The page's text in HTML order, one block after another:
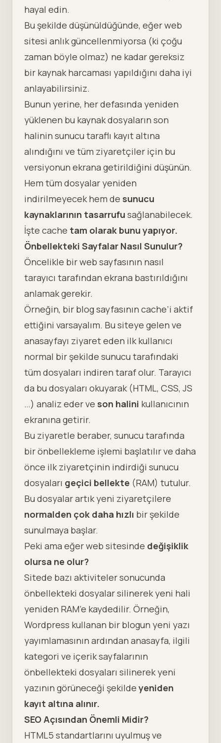
hayal edin.
Bu şekilde düşünüldüğünde, eğer web
sitesi anlık güncellenmiyorsa (ki çoğu
zaman böyle olmaz) ne kadar gereksiz
bir kaynak harcaması yapıldığını daha iyi
anlayabilirsiniz.
Bunun yerine, her defasında yeniden
yüklenen bu kaynak dosyaların son
halinin sunucu taraflı kayıt altına
alındığını ve tüm ziyaretçiler için bu
versiyonun ekrana getirildiğini düşünün.
Hem tüm dosyalar yeniden
indirilmeyecek hem de sunucu
kaynaklarının tasarrufu sağlanabilecek.
İşte cache tam olarak bunu yapıyor.
Önbellekteki Sayfalar Nasıl Sunulur?
Öncelikle bir web sayfasının nasıl
tarayıcı tarafından ekrana bastırıldığını
anlamak gerekir.
Örneğin, bir blog sayfasının cache’i aktif
ettiğini varsayalım. Bu siteye gelen ve
anasayfayı ziyaret eden ilk kullanıcı
normal bir şekilde sunucu tarafındaki
tüm dosyaları indiren taraf olur. Tarayıcı
da bu dosyaları okuyarak (HTML, CSS, JS
…) analiz eder ve son halini kullanıcının
ekranına getirir.
Bu ziyaretle beraber, sunucu tarafında
bir önbellekleme işlemi başlatılır ve daha
önce ilk ziyaretçinin indirdiği sunucu
dosyaları geçici bellekte (RAM) tutulur.
Bu dosyalar artık yeni ziyaretçilere
normalden çok daha hızlı bir şekilde
sunulmaya başlar.
Peki ama eğer web sitesinde değişiklik
olursa ne olur?
Sitede bazı aktiviteler sonucunda
önbellekteki dosyalar silinerek yeni hali
yeniden RAM’e kaydedilir. Örneğin,
Wordpress kullanan bir blogun yeni yazı
yayımlamasının ardından anasayfa, ilgili
kategori ve içerik sayfalarının
önbellekteki dosyaları silinerek yeni
yazının görüneceği şekilde yeniden
kayıt altına alınır.
SEO Açısından Önemli Midir?
HTML5 standartlarını uyulmuş ve